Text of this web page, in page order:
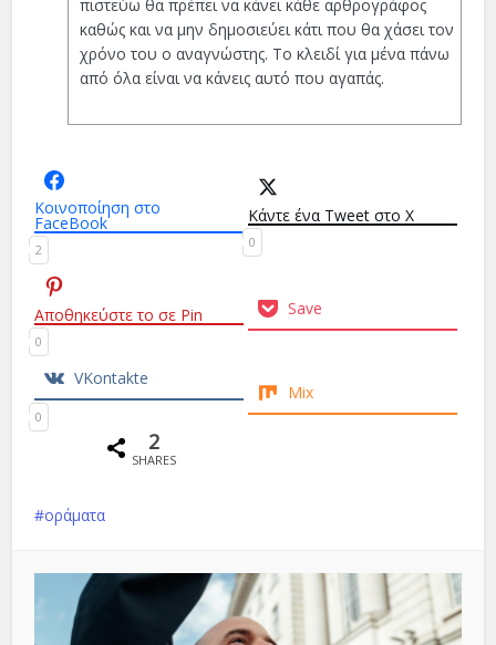
πιστεύω θα πρέπει να κάνει κάθε αρθρογράφος
καθώς και να μην δημοσιεύει κάτι που θα χάσει τον
χρόνο του ο αναγνώστης. Το κλειδί για μένα πάνω
από όλα είναι να κάνεις αυτό που αγαπάς.
Κοινοποίηση στο
FaceBook
2
Κάντε ένα Tweet στο X
0
Αποθηκεύστε το σε Pin
0
Save
VKontakte
0
Mix
2
SHARES
οράματα